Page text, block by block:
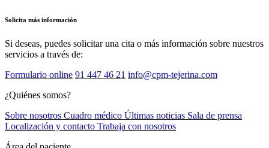
Solicita más información
Si deseas, puedes solicitar una cita o más información sobre nuestros
servicios a través de:
Formulario online 91 447 46 21 info@cpm-tejerina.com
¿Quiénes somos?
Sobre nosotros Cuadro médico Últimas noticias Sala de prensa
Localización y contacto Trabaja con nosotros